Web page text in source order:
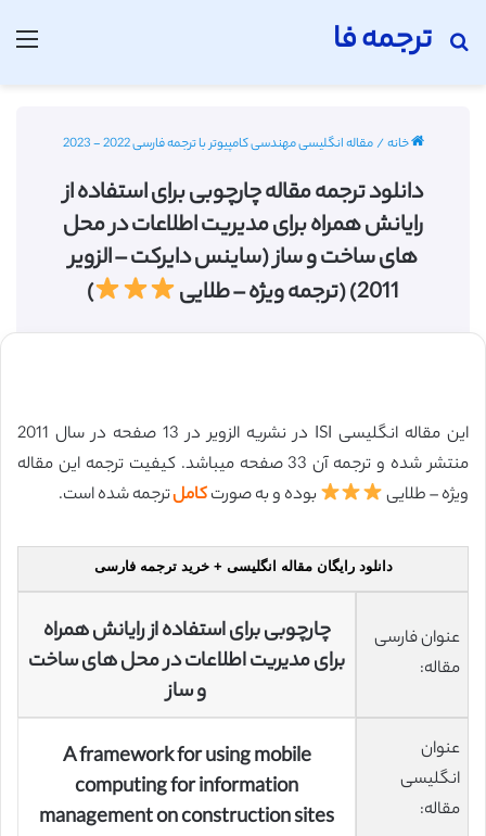
ترجمه فا
جستجو برای
خانه/مقاله انگلیسی مهندسی کامپیوتر با ترجمه فارسی 2022 - 2023
دانلود ترجمه مقاله چارچوبی برای استفاده از
رایانش همراه برای مدیریت اطلاعات در محل
های ساخت و ساز (ساینس دایرکت – الزویر
2011) (ترجمه ویژه – طلایی
)
این مقاله انگلیسی ISI در نشریه الزویر در 13 صفحه در سال 2011
منتشر شده و ترجمه آن 33 صفحه میباشد. کیفیت ترجمه این مقاله
ویژه – طلایی
بوده و به صورتکاملترجمه شده است.
دانلود رایگان مقاله انگلیسی + خرید ترجمه فارسی
عنوان فارسی
مقاله:
چارچوبی برای استفاده از رایانش همراه
برای مدیریت اطلاعات در محل های ساخت
و ساز
عنوان
انگلیسی
مقاله:
A framework for using mobile
computing for information
management on construction sites